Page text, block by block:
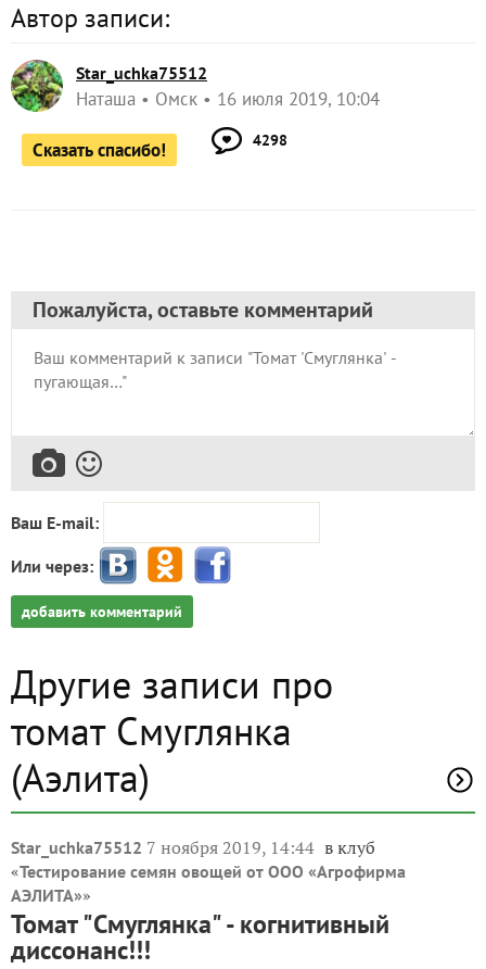
Автор записи:
Star_uchka75512
Наташа Омск 16 июля 2019, 10:04
Сказать спасибо! 4298
Пожалуйста, оставьте комментарий
Ваш E-mail:
Или через:
добавить комментарий
Другие записи про
томат Смуглянка
(Аэлита)
Star_uchka75512 7 ноября 2019, 14:44 в клуб
«Тестирование семян овощей от ООО «Агрофирма
АЭЛИТА»»
Томат "Смуглянка" - когнитивный
диссонанс!!!